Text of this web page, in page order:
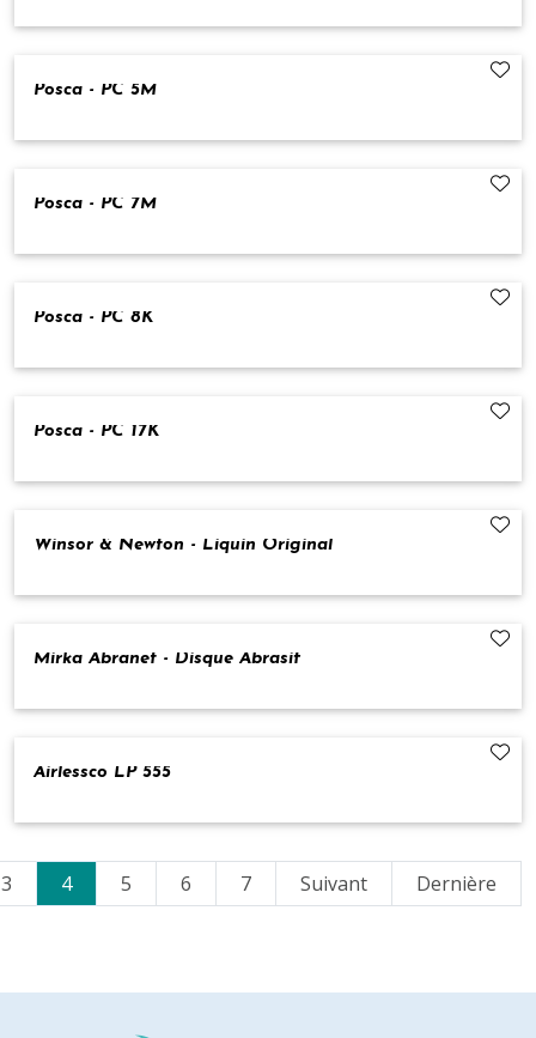
Posca - PC 5M
Posca - PC 7M
Posca - PC 8K
Posca - PC 17K
Winsor & Newton - Liquin Original
Mirka Abranet - Disque Abrasif
Airlessco LP 555
3 4(current)
5 6 7 Suivant Dernière